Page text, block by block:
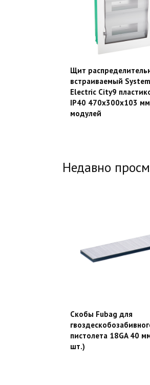
Щит
встраиваемый
Electric City9
IP40 470х300х103
модулей
Недавно
Скобы Fubag для
пистолета 18GA 40
шт.)